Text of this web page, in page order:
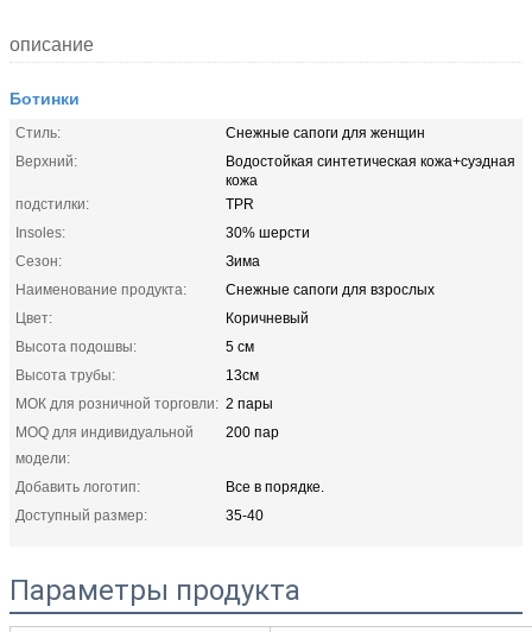
описание
Ботинки
Стиль:
Снежные сапоги для женщин
Верхний:
Водостойкая синтетическая кожа+суэдная
кожа
подстилки:
TPR
Insoles:
30% шерсти
Сезон:
Зима
Наименование продукта:
Снежные сапоги для взрослых
Цвет:
Коричневый
Высота подошвы:
5 см
Высота трубы:
13см
МОК для розничной торговли: 2 пары
MOQ для индивидуальной
модели:
200 пар
Добавить логотип:
Все в порядке.
Доступный размер:
35-40
Параметры продукта